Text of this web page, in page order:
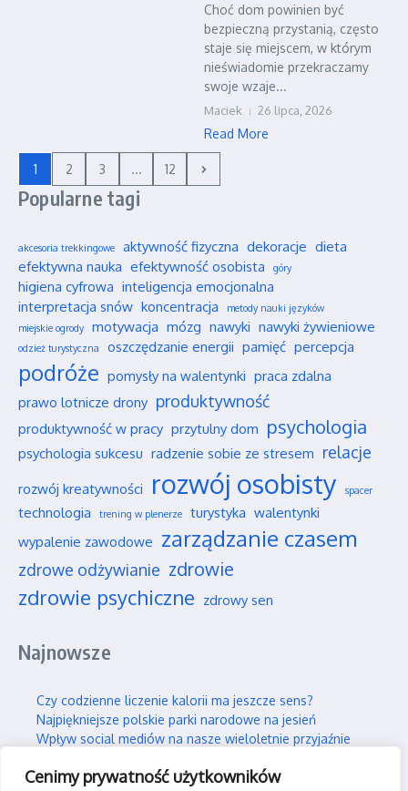
Cenimy prywatność użytkowników
Choć dom powinien być
bezpieczną przystanią, często
staje się miejscem, w którym
nieświadomie przekraczamy
swoje wzaje...
Maciek 26 lipca, 2026
Read More
1 2 3 ... 12
Popularne tagi
akcesoria trekkingowe aktywność fizyczna dekoracje dieta
efektywna nauka efektywność osobista góry
higiena cyfrowa inteligencja emocjonalna
interpretacja snów koncentracja
metody nauki języków
miejskie ogrody
motywacja mózg nawyki nawyki żywieniowe
odzież turystyczna oszczędzanie energii pamięć percepcja
podróże pomysły na walentynki praca zdalna
prawo lotnicze drony produktywność
produktywność w pracy przytulny dom psychologia
psychologia sukcesu radzenie sobie ze stresem relacje
rozwój kreatywności rozwój osobisty spacer
technologia trening w plenerze turystyka walentynki
wypalenie zawodowe zarządzanie czasem
zdrowe odżywianie zdrowie
zdrowie psychiczne zdrowy sen
Najnowsze
Czy codzienne liczenie kalorii ma jeszcze sens?
Najpiękniejsze polskie parki narodowe na jesień
Wpływ social mediów na nasze wieloletnie przyjaźnie
Jak skutecznie wspierać swojego partnera w silnym stresie?